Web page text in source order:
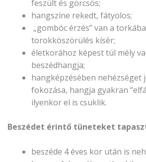
feszült és görcsös;
hangszíne rekedt, fátyolos;
„gombóc érzés” van a
torokköszörülés kísér;
életkorához képest túl mély
beszédhangja;
hangképzésében nehézséget
fokozása, hangja gyakran
ilyenkor el is csuklik.
Beszédet érintő tüneteket
beszéde 4 éves kor után is